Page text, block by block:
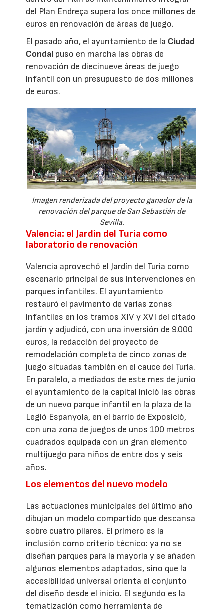
del Plan Endreça supera los once millones de
euros en renovación de áreas de juego.
El pasado año, el ayuntamiento de la Ciudad
Condal puso en marcha las obras de
renovación de diecinueve áreas de juego
infantil con un presupuesto de dos millones
de euros.
Imagen renderizada del proyecto ganador de la
renovación del parque de San Sebastián de
Sevilla.
Valencia: el Jardín del Turia como
laboratorio de renovación
Valencia aprovechó el Jardín del Turia como
escenario principal de sus intervenciones en
parques infantiles. El ayuntamiento
restauró el pavimento de varias zonas
infantiles en los tramos XIV y XVI del citado
jardín y adjudicó, con una inversión de 9.000
euros, la redacción del proyecto de
remodelación completa de cinco zonas de
juego situadas también en el cauce del Turia.
En paralelo, a mediados de este mes de junio
el ayuntamiento de la capital inició las obras
de un nuevo parque infantil en la plaza de la
Legió Espanyola, en el barrio de Exposició,
con una zona de juegos de unos 100 metros
cuadrados equipada con un gran elemento
multijuego para niños de entre dos y seis
años.
Los elementos del nuevo modelo
Las actuaciones municipales del último año
dibujan un modelo compartido que descansa
sobre cuatro pilares. El primero es la
inclusión como criterio técnico: ya no se
diseñan parques para la mayoría y se añaden
algunos elementos adaptados, sino que la
accesibilidad universal orienta el conjunto
del diseño desde el inicio. El segundo es la
tematización como herramienta de